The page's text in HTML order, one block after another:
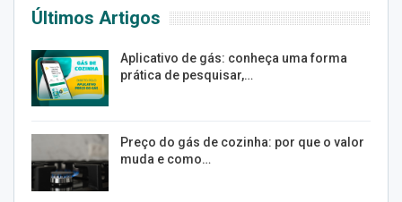
Últimos Artigos
Aplicativo de gás: conheça uma forma
prática de pesquisar,…
Preço do gás de cozinha: por que o valor
muda e como…